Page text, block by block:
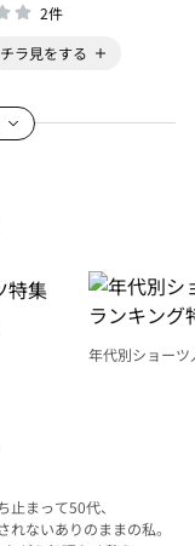
2件
チラ見をする
年代別ショー
まって50代、
ないありのままの私。